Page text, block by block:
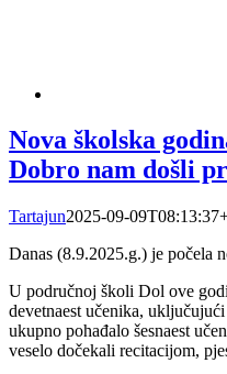
Nova školska
Dobro nam došli
Tartajun2025-09-
Danas (8.9.2025.g.) je počela
U područnoj školi Dol ove
devetnaest učenika,
ukupno pohađalo šesnaest
veselo dočekali recitacijom,